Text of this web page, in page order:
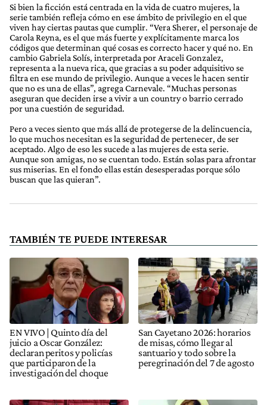
Si bien la ficción está centrada en la vida de cuatro mujeres, la
serie también refleja cómo en ese ámbito de privilegio en el que
viven hay ciertas pautas que cumplir. “Vera Sherer, el personaje de
Carola Reyna, es el que más fuerte y explícitamente marca los
códigos que determinan qué cosas es correcto hacer y qué no. En
cambio Gabriela Solís, interpretada por Araceli Gonzalez,
representa a la nueva rica, que gracias a su poder adquisitivo se
filtra en ese mundo de privilegio. Aunque a veces le hacen sentir
que no es una de ellas”, agrega Carnevale. “Muchas personas
aseguran que deciden irse a vivir a un country o barrio cerrado
por una cuestión de seguridad.
Pero a veces siento que más allá de protegerse de la delincuencia,
lo que muchos necesitan es la seguridad de pertenecer, de ser
aceptado. Algo de eso les sucede a las mujeres de esta serie.
Aunque son amigas, no se cuentan todo. Están solas para afrontar
sus miserias. En el fondo ellas están desesperadas porque sólo
buscan que las quieran”.
TAMBIÉN TE PUEDE INTERESAR
EN VIVO | Quinto día del
juicio a Oscar González:
declaran peritos y policías
que participaron de la
investigación del choque
San Cayetano 2026: horarios
de misas, cómo llegar al
santuario y todo sobre la
peregrinación del 7 de agosto